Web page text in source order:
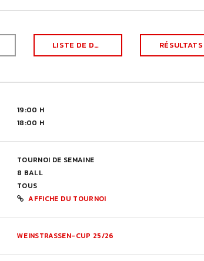
LISTE DE DÉPART RÉSULTATS
19:00 H
18:00 H
TOURNOI DE SEMAINE
8 BALL
TOUS
AFFICHE DU TOURNOI
WEINSTRASSEN-CUP 25/26